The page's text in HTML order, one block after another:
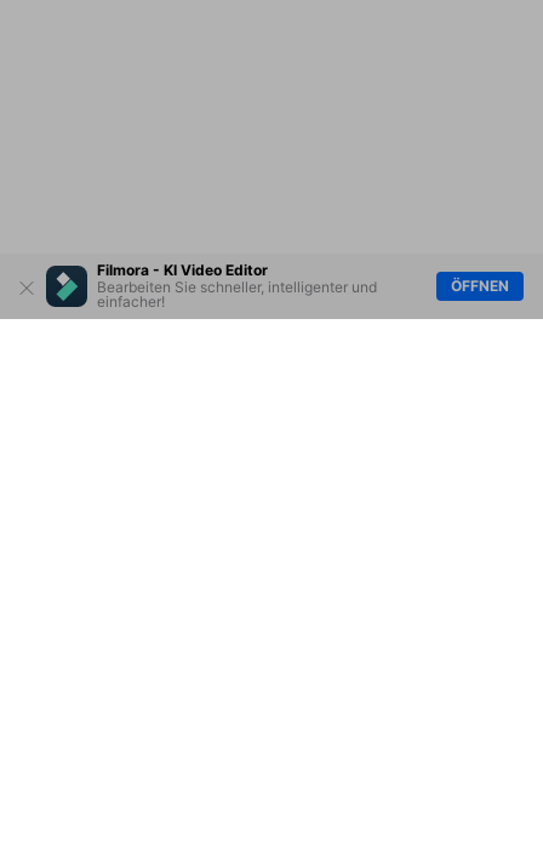
Filmora - KI Video Editor
Bearbeiten Sie schneller, intelligenter und
einfacher!
ÖFFNEN